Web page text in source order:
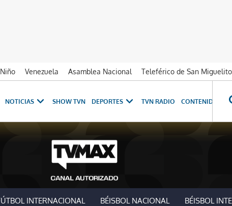
Venezuela Asamblea Nacional Teleférico de San Miguelito
NOTICIAS SHOW TVN DEPORTES TVN RADIO CONTENIDOS
INTERNACIONAL BÉISBOL NACIONAL BÉISBOL